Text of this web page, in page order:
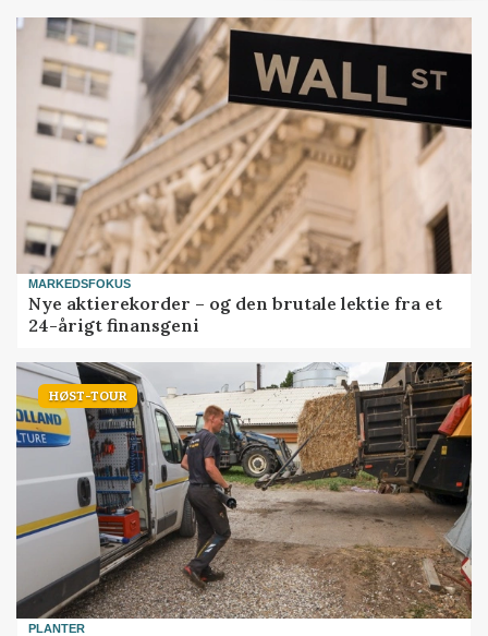
MARKEDSFOKUS
Nye aktierekorder – og den brutale lektie fra et
24-årigt finansgeni
HØST-TOUR
PLANTER